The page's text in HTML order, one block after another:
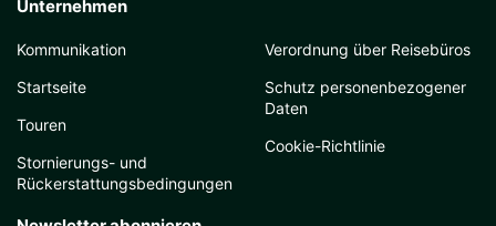
Unternehmen
Kommunikation
Startseite
Touren
Stornierungs- und
Rückerstattungsbedingungen
Verordnung über Reisebüros
Schutz personenbezogener
Daten
Cookie-Richtlinie